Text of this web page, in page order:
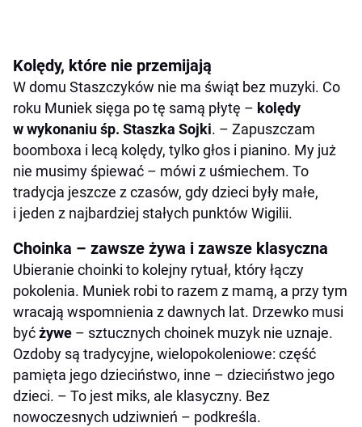
Kolędy, które nie przemijają
W domu Staszczyków nie ma świąt bez muzyki. Co
roku Muniek sięga po tę samą płytę – kolędy
w wykonaniu śp. Staszka Sojki. – Zapuszczam
boomboxa i lecą kolędy, tylko głos i pianino. My już
nie musimy śpiewać – mówi z uśmiechem. To
tradycja jeszcze z czasów, gdy dzieci były małe,
i jeden z najbardziej stałych punktów Wigilii.
Choinka – zawsze żywa i zawsze klasyczna
Ubieranie choinki to kolejny rytuał, który łączy
pokolenia. Muniek robi to razem z mamą, a przy tym
wracają wspomnienia z dawnych lat. Drzewko musi
byćżywe – sztucznych choinek muzyk nie uznaje.
Ozdoby są tradycyjne, wielopokoleniowe: część
pamięta jego dzieciństwo, inne – dzieciństwo jego
dzieci. – To jest miks, ale klasyczny. Bez
nowoczesnych udziwnień – podkreśla.